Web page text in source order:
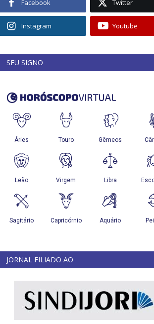
Facebook Twitter
Instagram Youtube
SEU SIGNO
JORNAL FILIADO AO